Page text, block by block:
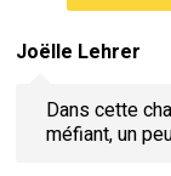
Joëlle Lehrer
Dans cette
méfiant, un